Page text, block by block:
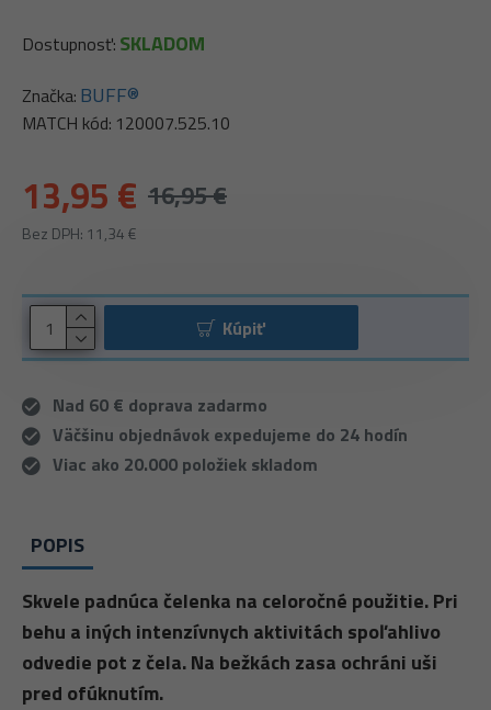
13,95 € 16,95 €
Bez DPH: 11,34 €
Dostupnosť: SKLADOM
Značka: BUFF®
MATCH kód: 120007.525.10
Kúpiť
Nad 60 € doprava zadarmo
Väčšinu objednávok expedujeme do 24 hodín
Viac ako 20.000 položiek skladom
POPIS
Skvele padnúca čelenka na celoročné použitie. Pri
behu a iných intenzívnych aktivitách spoľahlivo
odvedie pot z čela. Na bežkách zasa ochráni uši
pred ofúknutím.